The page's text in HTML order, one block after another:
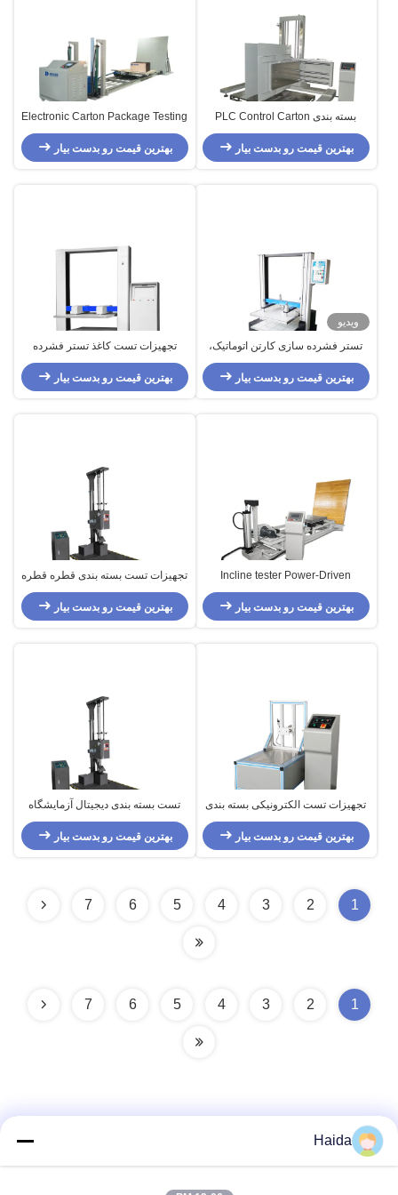
بسته بندی PLC Control Carton
CompressionTest / Testing
Machine
بهترین قیمت رو بدست بیار
Electronic Carton Package Testing
Equipment , Box Incline Impact
Test Machine
بهترین قیمت رو بدست بیار
ویدیو
تستر فشرده سازی کارتن اتوماتیک،
تجهیزات تست بسته بندی کامپیوتر
بهترین قیمت رو بدست بیار
تجهیزات تست کاغذ تستر فشرده
سازی کارتن الکترونیکی / تستر
فشرده ساز Servo Box
بهترین قیمت رو بدست بیار
Incline tester Power-Driven
Package Testing Equipment
Durable For Impact Strength
بهترین قیمت رو بدست بیار
تجهیزات تست بسته بندی قطره قطره
ای تک صفحه نمایش با صفحه نمایش
لمسی LCD
بهترین قیمت رو بدست بیار
تجهیزات تست الکترونیکی بسته بندی
برای تست پوشش سطحی جعبه رنگ
صاف
بهترین قیمت رو بدست بیار
تست بسته بندی دیجیتال آزمایشگاه
تجهیزات با یک بال تک
بهترین قیمت رو بدست بیار
1
2
3
4
5
6
7
1
2
3
4
5
6
7
Haida